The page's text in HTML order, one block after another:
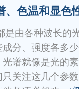
、色温和显色
是由各种波长的
分、强度各多
谱就像是光的
关注这几个参